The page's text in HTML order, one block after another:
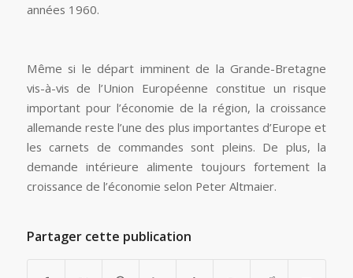
années 1960.
Même si le départ imminent de la Grande-Bretagne
vis-à-vis de l’Union Européenne constitue un risque
important pour l’économie de la région, la croissance
allemande reste l’une des plus importantes d’Europe et
les carnets de commandes sont pleins. De plus, la
demande intérieure alimente toujours fortement la
croissance de l’économie selon Peter Altmaier.
Partager cette publication